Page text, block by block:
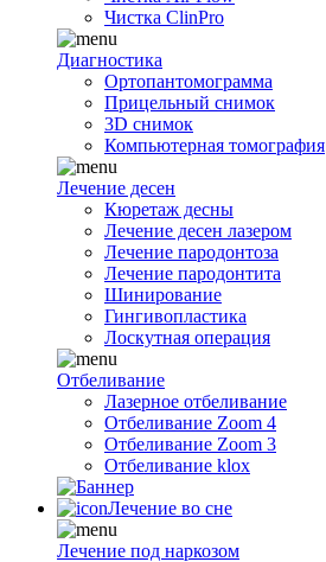
Чистка ClinPro
Диагностика
Ортопантомограмма
Прицельный снимок
3D снимок
Компьютерная томография
Лечение десен
Кюретаж десны
Лечение десен лазером
Лечение пародонтоза
Лечение пародонтита
Шинирование
Гингивопластика
Лоскутная операция
Отбеливание
Лазерное отбеливание
Отбеливание Zoom 4
Отбеливание Zoom 3
Отбеливание klox
Лечение во сне
Лечение под наркозом